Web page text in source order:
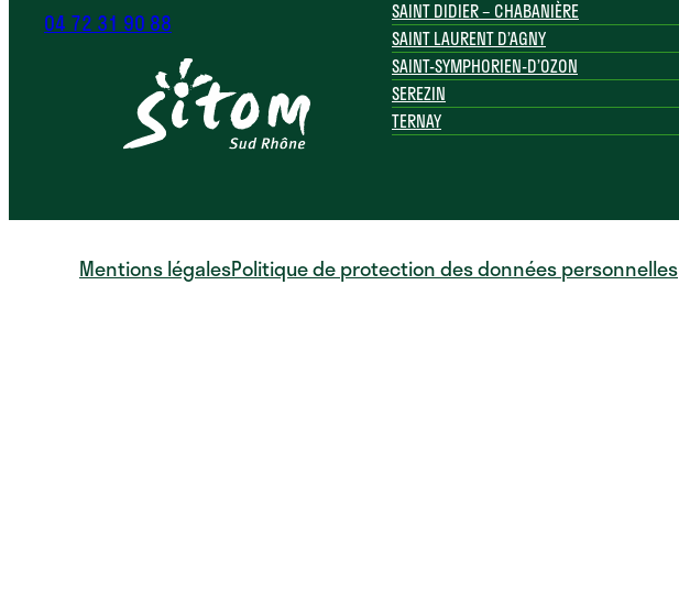
04 72 31 90 88
SAINT DIDIER – CHABANIÈRE
SAINT LAURENT D’AGNY
SAINT-SYMPHORIEN-D’OZON
SEREZIN
TERNAY
Mentions légalesPolitique de protection des données personnelles